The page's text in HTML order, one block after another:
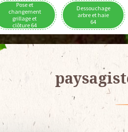
Pose et
changement
grillage et
clôture 64
Dessouchage
arbre et haie
64